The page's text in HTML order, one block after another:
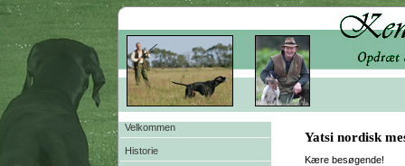
Velkommen
Historie
Yatsi nordisk
Kære besøgende!